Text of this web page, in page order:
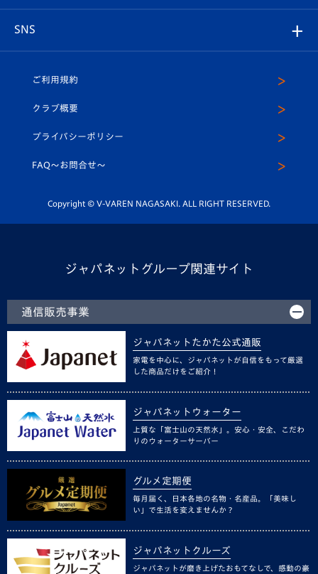
ホームタウン
平和祈念活動
ホームタウン活動
プレイヤーズスイート
店舗情報
U-18
スクール
SNS
ヴィヴィくんインスタグラム
公式LINE＠
ご利用規約
クラブ概要
プライバシーポリシー
FAQ〜お問合せ〜
Copyright © V-VAREN NAGASAKI. ALL RIGHT RESERVED.
ジャパネットグループ関連サイト
通信販売事業
ジャパネットたかた公式通販
家電を中心に、ジャパネットが自信をもって厳選
した商品だけをご紹介！
ジャパネットウォーター
上質な「富士山の天然水」。安心・安全、こだわ
りのウォーターサーバー
グルメ定期便
毎月届く、日本各地の名物・名産品。「美味し
い」で生活を変えませんか？
ジャパネットクルーズ
ジャパネットが磨き上げたおもてなしで、感動の豪